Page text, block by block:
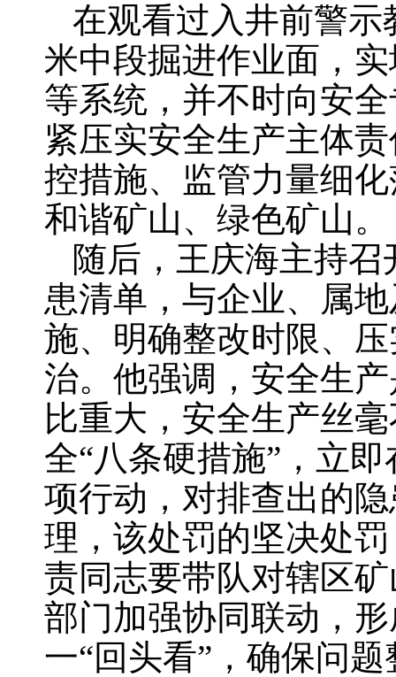
在观看过入井前警示
米中段掘进作业面，
等系统，并不时向安
紧压实安全生产主体
控措施、监管力量细
和谐矿山、绿色矿山。
随后，王庆海主持
患清单，与企业、属
施、明确整改时限、
治。他强调，安全生
比重大，安全生产丝
全“八条硬措施”，立
项行动，对排查出的
理，该处罚的坚决处
责同志要带队对辖区
部门加强协同联动，
一“回头看”，确保问